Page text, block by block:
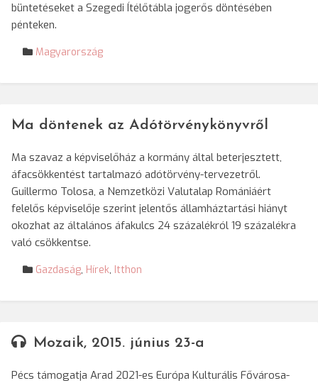
büntetéseket a Szegedi Ítélőtábla jogerős döntésében
pénteken.
Magyarország
Ma döntenek az Adótörvénykönyvről
Ma szavaz a képviselőház a kormány által beterjesztett,
áfacsökkentést tartalmazó adótörvény-tervezetről.
Guillermo Tolosa, a Nemzetközi Valutalap Romániáért
felelős képviselője szerint jelentős államháztartási hiányt
okozhat az általános áfakulcs 24 százalékról 19 százalékra
való csökkentse.
Gazdaság, Hírek, Itthon
Mozaik, 2015. június 23-a
Pécs támogatja Arad 2021-es Európa Kulturális Fővárosa-